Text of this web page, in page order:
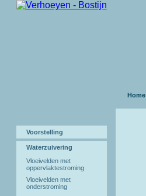
Home
Voorstelling
Waterzuivering
Vloeivelden met
oppervlaktestroming
Vloeivelden met
onderstroming